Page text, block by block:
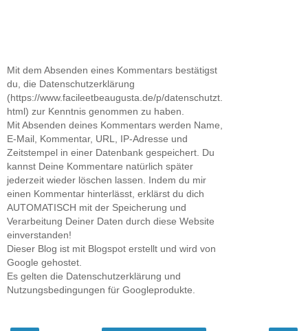
Mit dem Absenden eines Kommentars bestätigst
du, die Datenschutzerklärung
(https://www.facileetbeaugusta.de/p/datenschutzt.
html) zur Kenntnis genommen zu haben.
Mit Absenden deines Kommentars werden Name,
E-Mail, Kommentar, URL, IP-Adresse und
Zeitstempel in einer Datenbank gespeichert. Du
kannst Deine Kommentare natürlich später
jederzeit wieder löschen lassen. Indem du mir
einen Kommentar hinterlässt, erklärst du dich
AUTOMATISCH mit der Speicherung und
Verarbeitung Deiner Daten durch diese Website
einverstanden!
Dieser Blog ist mit Blogspot erstellt und wird von
Google gehostet.
Es gelten die Datenschutzerklärung und
Nutzungsbedingungen für Googleprodukte.